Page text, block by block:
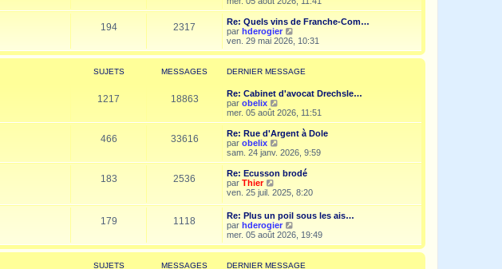
g
e
m
e
s
s
a
g
e
n
i
e
r
m
e
s
g
i
r
l
e
e
r
n
e
m
e
s
a
g
e
194 2317
Re: Quels vins de Franche-Com…
par hderogier
o
i
r
l
e
n
i
e
m
e
s
a
g
e
ven. 29 mai 2026, 10:31
SUJETS MESSAGES DERNIER MESSAGE
1217 18863
Re: Cabinet d'avocat Drechsle…
par obelix
o
i
r
e
e
r
n
i
e
r
m
e
s
s
a
mer. 05 août 2026, 11:51
466 33616
Re: Rue d'Argent à Dole
par obelix
o
i
r
e
e
r
n
i
e
m
sam. 24 janv. 2026, 9:59
183 2536
Re: Ecusson brodé
par Thier
o
e
d
e
ven. 25 juil. 2025, 8:20
179 1118
Re: Plus un poil sous les ais…
par hderogier
o
i
r
l
mer. 05 août 2026, 19:49
SUJETS MESSAGES DERNIER MESSAGE